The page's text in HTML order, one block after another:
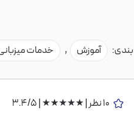
آموزش , خدمات
10 نظر | ★★★★★ | 3.4/5